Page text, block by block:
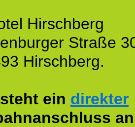
Hirschberg
Straße
Hirschberg.
ein direkter